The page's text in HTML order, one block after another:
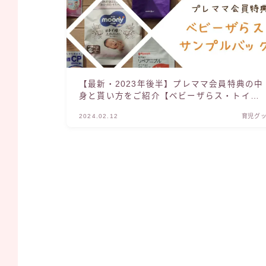
【最新・2023年後半】プレママ会員特典の中
身と貰い方をご紹介【ベビーザらス・トイザ
2024.02.12 育児グ